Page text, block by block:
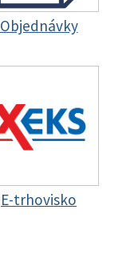
Objednávky
E-trhovisko